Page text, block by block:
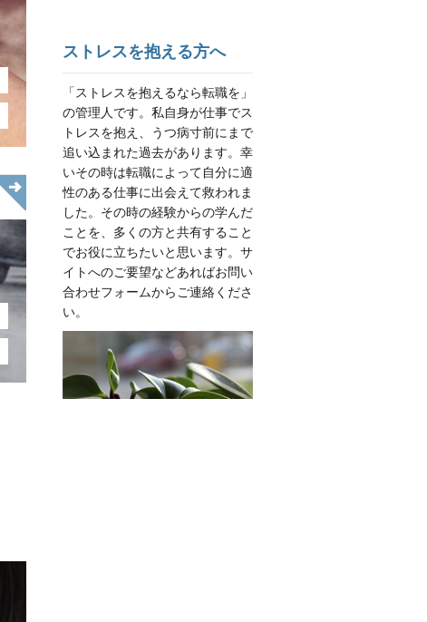
ストレスを抱える方へ
「ストレスを抱えるなら転職を」
の管理人です。私自身が仕事でス
トレスを抱え、うつ病寸前にまで
追い込まれた過去があります。幸
いその時は転職によって自分に適
性のある仕事に出会えて救われま
した。その時の経験からの学んだ
ことを、多くの方と共有すること
でお役に立ちたいと思います。サ
イトへのご要望などあればお問い
合わせフォームからご連絡くださ
い。